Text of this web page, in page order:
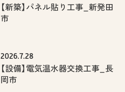
【新築】パネル貼り工事_新発田
市
2026.7.28
【設備】電気温水器交換工事_長
岡市